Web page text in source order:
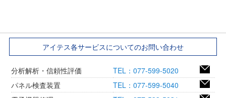
アイテス各サービスについてのお問い合わせ
分析解析・信頼性評価
TEL：077-599-5020
パネル検査装置
TEL：077-599-5040